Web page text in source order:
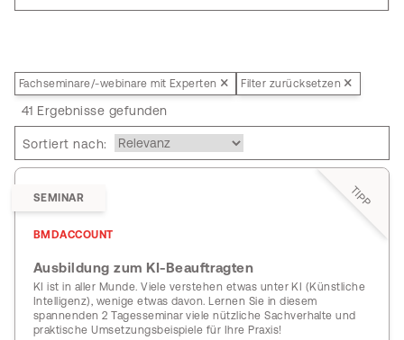
Fachseminare/-webinare mit Experten Filter zurücksetzen
41 Ergebnisse gefunden
Sortiert nach:
TIPP
SEMINAR
BMDACCOUNT
Ausbildung zum KI-Beauftragten
KI ist in aller Munde. Viele verstehen etwas unter KI (Künstliche
Intelligenz), wenige etwas davon. Lernen Sie in diesem
spannenden 2 Tagesseminar viele nützliche Sachverhalte und
praktische Umsetzungsbeispiele für Ihre Praxis!